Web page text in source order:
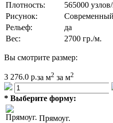
Плотность:
565000
Рисунок:
Современный
Рельеф:
да
Вес:
2700 гр./м.
Вы смотрите размер:
3 276.0 р.за м2 за м2
* Выберите форму:
Прямоуг.